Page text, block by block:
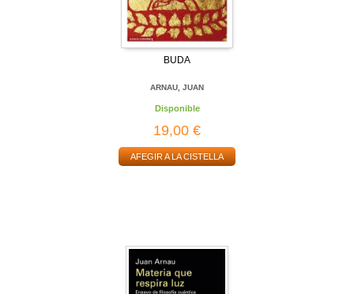
BUDA
ARNAU, JUAN
Disponible
19,00 €
AFEGIR A LA CISTELLA